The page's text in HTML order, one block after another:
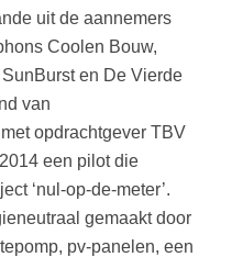
uit de aannemers
Coolen Bouw,
en De Vierde
van
opdrachtgever TBV
een pilot die
‘nul-op-de-meter’.
gemaakt door
pv-panelen, een